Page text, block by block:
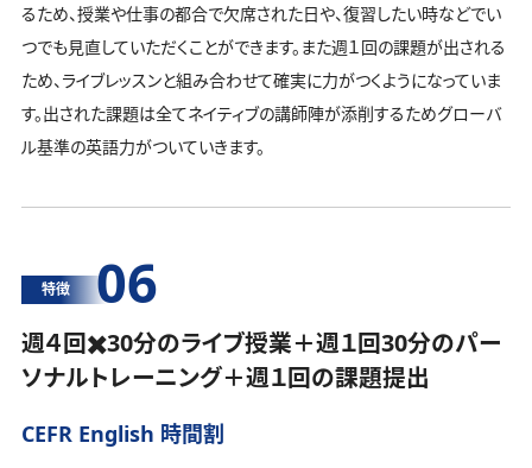
るため、授業や仕事の都合で欠席された日や、復習したい時などでい
つでも見直していただくことができます。また週１回の課題が出される
ため、ライブレッスンと組み合わせて確実に力がつくようになっていま
す。出された課題は全てネイティブの講師陣が添削するためグローバ
ル基準の英語力がついていきます。
特徴 06
週４回✖️30分のライブ授業＋週１回30分のパー
ソナルトレーニング＋週１回の課題提出
CEFR English 時間割